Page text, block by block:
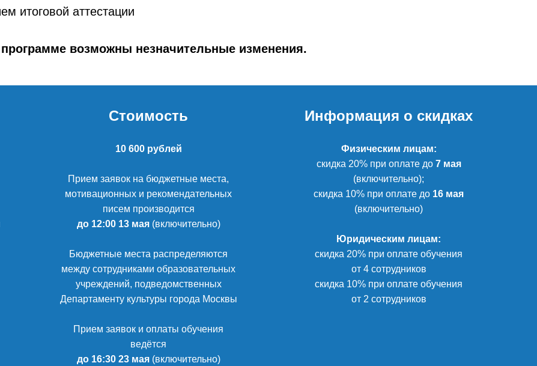
итоговой аттестации
возможны незначительные изменения.
Стоимость
10 600 рублей
Прием заявок на бюджетные места,
мотивационных и рекомендательных
писем производится
до 12:00 13 мая (включительно)
Бюджетные места распределяются
между сотрудниками образовательных
учреждений, подведомственных
Департаменту культуры города Москвы
Прием заявок и оплаты обучения
ведётся
до 16:30 23 мая(включительно)
Информация о скидках
Физическим лицам:
скидка 20% при оплате до 7 мая
(включительно);
скидка 10% при оплате до 16 мая
(включительно)
Юридическим лицам:
скидка 20% при оплате обучения
от 4 сотрудников
скидка 10% при оплате обучения
от 2 сотрудников